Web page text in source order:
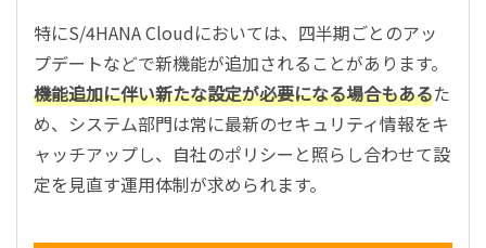
特にS/4HANA Cloudにおいては、四半期ごとのアッ
プデートなどで新機能が追加されることがあります。
機能追加に伴い新たな設定が必要になる場合もあるた
め、システム部門は常に最新のセキュリティ情報をキ
ャッチアップし、自社のポリシーと照らし合わせて設
定を見直す運用体制が求められます。